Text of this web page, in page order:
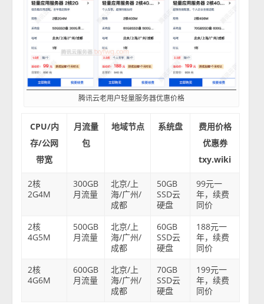
腾讯云老用户轻量服务器优惠价格
CPU/内
存/公网
带宽
月流量
包
地域节点 系统盘
费用价格
优惠券
txy.wiki
2核
2G4M
300GB
月流量
北京/上
海/广州/
成都
50GB
SSD云
硬盘
99元一
年，续费
同价
2核
4G5M
500GB
月流量
北京/上
海/广州/
成都
60GB
SSD云
硬盘
188元一
年，续费
同价
2核
4G6M
600GB
月流量
北京/上
海/广州/
成都
70GB
SSD云
硬盘
199元一
年，续费
同价